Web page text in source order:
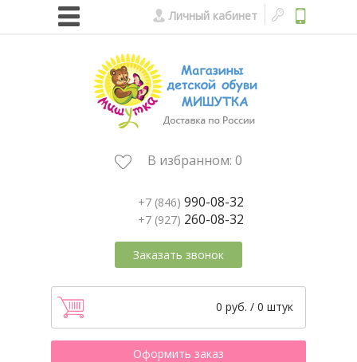
Личный кабинет
В избранном: 0
+7 (846) 990-08-32
+7 (927) 260-08-32
Заказать звонок
0 руб. / 0 штук
Оформить заказ